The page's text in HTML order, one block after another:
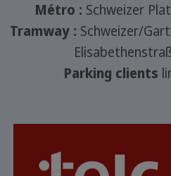
Métro : Schweizer
Tramway : Schweizer/
Parking clients